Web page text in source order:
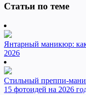
Статьи по теме
Янтарный маникюр:
2026
Стильный преппи-
15 фотоидей на 2026